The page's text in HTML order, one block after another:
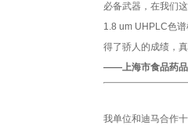
必备武器，在我们
1.8 um UHPLC色
得了骄人的成绩，
——上海市食品药品
我单位和迪马合作